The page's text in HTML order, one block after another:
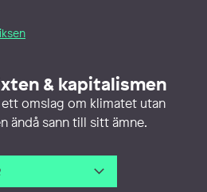
& kapitalismen
omslag om klimatet utan
ändå sann till sitt ämne.